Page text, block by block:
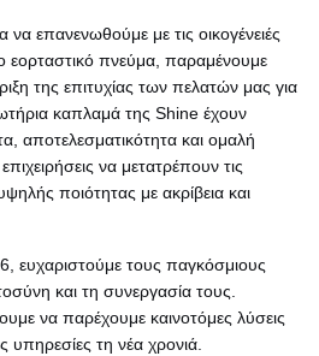
επανενωθούμε με τις οικογένειές
εορταστικό πνεύμα, παραμένουμε
της επιτυχίας των πελατών μας για
καπλαμά της Shine έχουν
αποτελεσματικότητα και ομαλή
να μετατρέπουν τις
ποιότητας με ακρίβεια και
ευχαριστούμε τους παγκόσμιους
και τη συνεργασία τους.
να παρέχουμε καινοτόμες λύσεις
υπηρεσίες τη νέα χρονιά.